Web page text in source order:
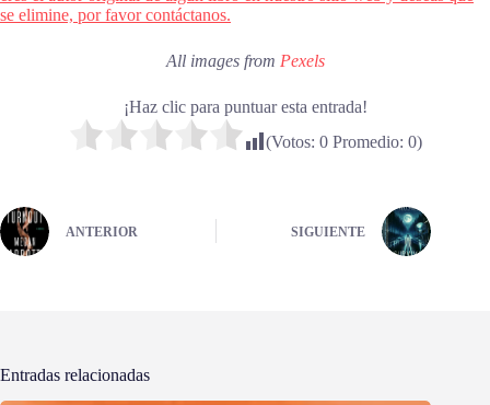
se elimine, por favor contáctanos.
All images from Pexels
¡Haz clic para puntuar esta entrada!
(Votos: 0Promedio: 0)
ANTERIOR SIGUIENTE
Entradas relacionadas